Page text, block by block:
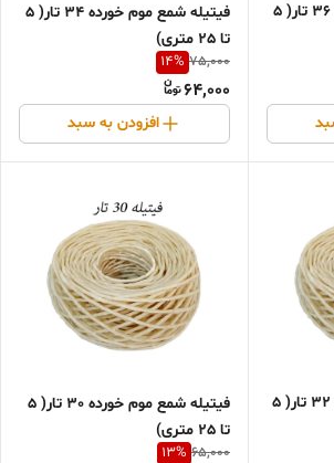
فیتیله شمع موم خورده 36 تار( 5
فیتیله شمع موم خورده 34 تار( 5
تا 25 متری)
75,000
14%
64,000
افزودن به سبد
فیتیله شمع موم خورده 32 تار( 5
فیتیله شمع موم خورده 30 تار( 5
تا 25 متری)
65,000
13%